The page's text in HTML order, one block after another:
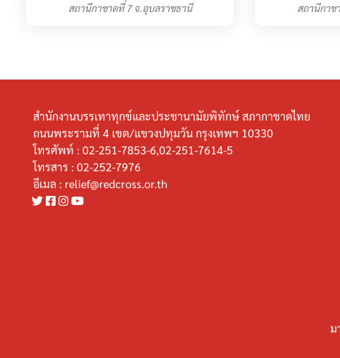
สถานีกาชาดที่ 7 จ.อุบลราชธานี
สถานีกาช
สำนักงานบรรเทาทุกข์และประชานามัยพิทักษ์ สภากาชาดไทย
ถนนพระรามที่ 4 เขต/แขวงปทุมวัน กรุงเทพฯ 10330
โทรศัพท์ : 02-251-7853-6,02-251-7614-5
โทรสาร : 02-252-7976
อีเมล : relief@redcross.or.th
ม